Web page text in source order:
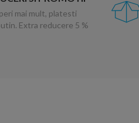
mai mult, platesti
Extra reducere 5 %